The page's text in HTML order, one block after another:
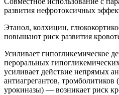
развития нефротоксичных
Этанол, колхицин,
повышают риск развития
Усиливает гипогликемическое
пероральных
усиливает действие непрямых
антиагрегантов, тромболитиков
урокиназы) — возникает риск